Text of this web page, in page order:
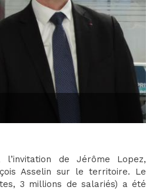
de Jérôme Lopez,
Asselin sur le territoire. Le
3 millions de salariés) a été